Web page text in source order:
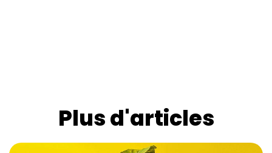
Plus d'articles